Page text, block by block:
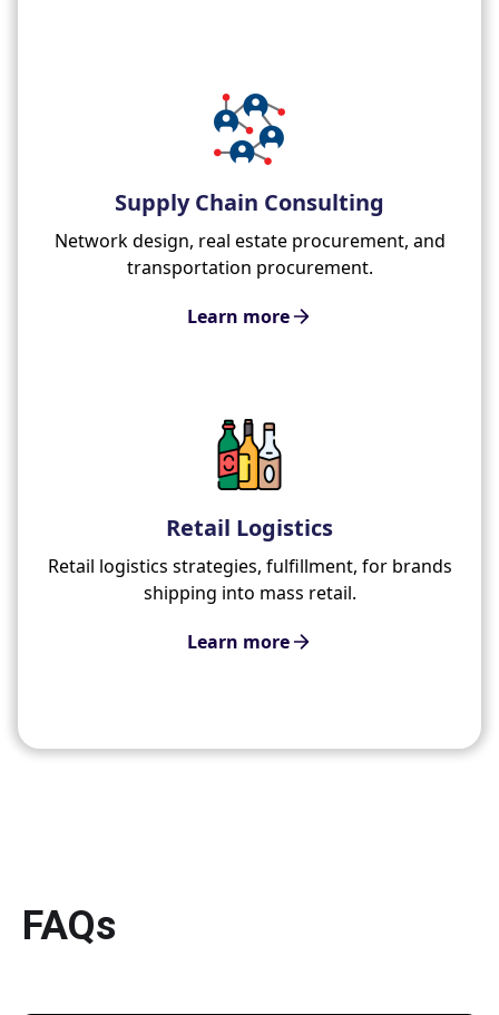
Supply Chain Consulting
Network design, real estate procurement, and
transportation procurement.
Learn more
Retail Logistics
Retail logistics strategies, fulfillment, for brands
shipping into mass retail.
Learn more
FAQs